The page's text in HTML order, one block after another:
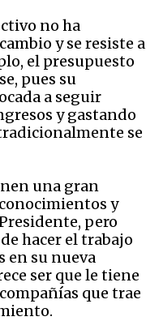
no ha
y se resiste a
el presupuesto
pues su
a seguir
y gastando
se
una gran
y
pero
hacer el trabajo
en su nueva
ser que le tiene
que trae